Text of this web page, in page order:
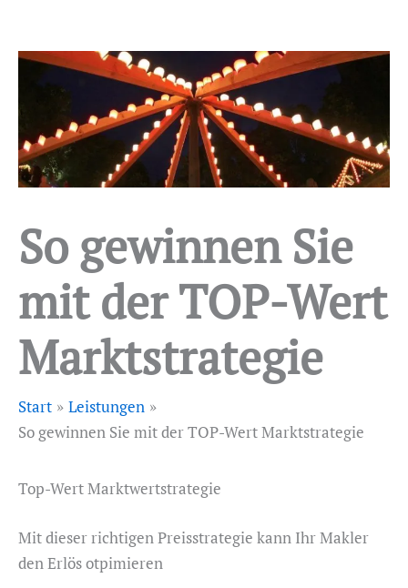
So gewinnen Sie
mit der TOP-Wert
Marktstrategie
Start
Leistungen
So gewinnen Sie mit der TOP-Wert Marktstrategie
Top-Wert Marktwertstrategie
Mit dieser richtigen Preisstrategie kann Ihr Makler
den Erlös otpimieren